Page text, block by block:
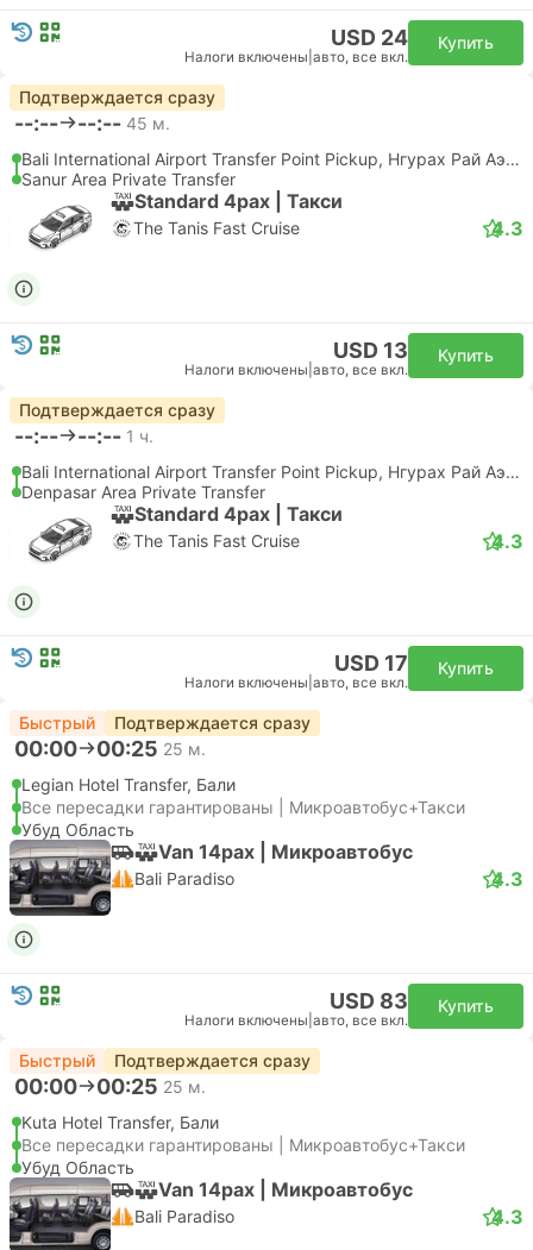
USD 24
Налоги включены авто, все вкл.
Купить
Подтверждается сразу
--:-- --:-- 45 м.
Bali International Airport Transfer Point Pickup, Нгурах Рай Аэропорт
Sanur Area Private Transfer
Standard 4pax | Такси
The Tanis Fast Cruise 4.3
USD 13
Налоги включены авто, все вкл.
Купить
Подтверждается сразу
--:-- --:-- 1 ч.
Bali International Airport Transfer Point Pickup, Нгурах Рай Аэропорт
Denpasar Area Private Transfer
Standard 4pax | Такси
The Tanis Fast Cruise 4.3
USD 17
Налоги включены авто, все вкл.
Купить
Быстрый Подтверждается сразу
00:00 00:25 25 м.
Legian Hotel Transfer, Бали
Все пересадки гарантированы | Микроавтобус+Такси
Убуд Область
Van 14pax | Микроавтобус
Bali Paradiso 4.3
USD 83
Налоги включены авто, все вкл.
Купить
Быстрый Подтверждается сразу
00:00 00:25 25 м.
Kuta Hotel Transfer, Бали
Все пересадки гарантированы | Микроавтобус+Такси
Убуд Область
Van 14pax | Микроавтобус
Bali Paradiso 4.3